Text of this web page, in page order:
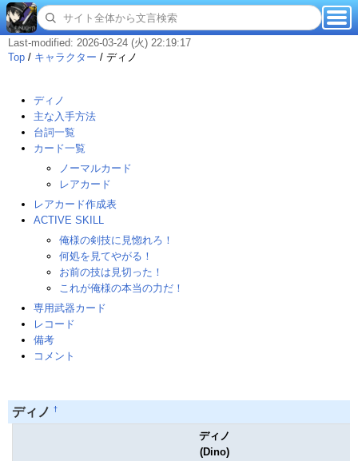
Last-modified: 2026-03-24 (火) 22:19:17
Top / キャラクター / ディノ
ディノ
主な入手方法
台詞一覧
カード一覧
ノーマルカード
レアカード
レアカード作成表
ACTIVE SKILL
俺様の剣技に見惚れろ！
何処を見てやがる！
お前の技は見切った！
これが俺様の本当の力だ！
専用武器カード
レコード
備考
コメント
ディノ †
ディノ
(Dino)